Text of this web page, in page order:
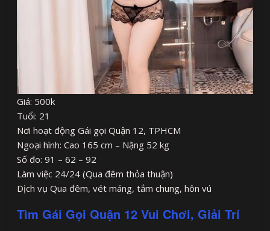
Giá: 500k
Tuổi: 21
Nơi hoạt động Gái gọi Quận 12, TPHCM
Ngoại hình: Cao 165 cm – Nặng 52 kg
Số đo: 91 – 62 – 92
Làm việc 24/24 (Qua đêm thỏa thuận)
Dịch vụ Qua đêm, vét máng, tắm chung, hôn vú
Tìm Gái Gọi Quận 12 Vui Chơi, Giải Trí